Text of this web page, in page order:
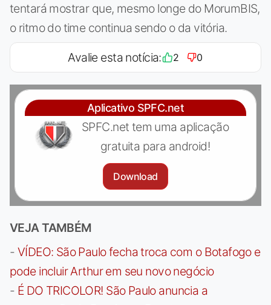
tentará mostrar que, mesmo longe do MorumBIS,
o ritmo do time continua sendo o da vitória.
Avalie esta notícia: 2 0
Aplicativo SPFC.net
SPFC.net tem uma aplicação
gratuita para android!
Download
VEJA TAMBÉM
- VÍDEO: São Paulo fecha troca com o Botafogo e
pode incluir Arthur em seu novo negócio
- É DO TRICOLOR! São Paulo anuncia a